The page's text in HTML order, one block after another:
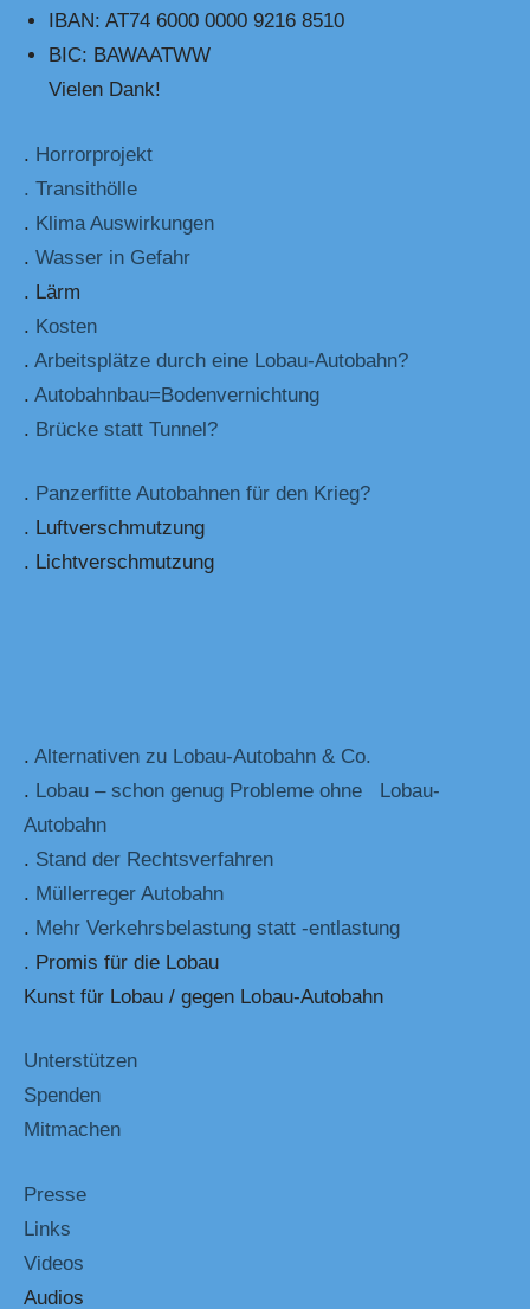
IBAN: AT74 6000 0000 9216 8510
BIC: BAWAATWW
Vielen Dank!
. Horrorprojekt
. Transithölle
. Klima Auswirkungen
. Wasser in Gefahr
. Lärm
. Kosten
. Arbeitsplätze durch eine Lobau-Autobahn?
. Autobahnbau=Bodenvernichtung
. Brücke statt Tunnel?
. Panzerfitte Autobahnen für den Krieg?
. Luftverschmutzung
. Lichtverschmutzung
. Alternativen zu Lobau-Autobahn & Co.
. Lobau – schon genug Probleme ohne Lobau-
Autobahn
. Stand der Rechtsverfahren
. Müllerreger Autobahn
. Mehr Verkehrsbelastung statt -entlastung
. Promis für die Lobau
Kunst für Lobau / gegen Lobau-Autobahn
Unterstützen
Spenden
Mitmachen
Presse
Links
Videos
Audios